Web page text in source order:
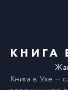
КНИГА
Книга в Ухе —